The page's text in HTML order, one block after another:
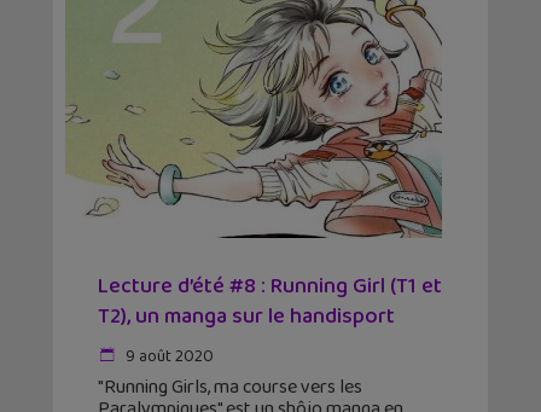
Lecture d’été #8 : Running Girl (T1 et
T2), un manga sur le handisport
9 août 2020
"Running Girls, ma course vers les